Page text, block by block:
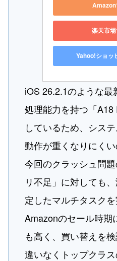
Amazon
楽天市
Yahoo!ショッ
iOS 26.2.1のような
処理能力を持つ「
しているため、シス
動作が重くなりにく
今回のクラッシュ問
リ不足」に対しても
定したマルチタスクを
Amazonのセール時期
も高く、買い替えを
違いなくトップクラス